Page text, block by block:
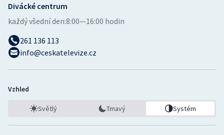
Divácké centrum
každý všední den:8:00—16:00 hodin
261 136 113
info@ceskatelevize.cz
Vzhled
Světlý Tmavý Systém